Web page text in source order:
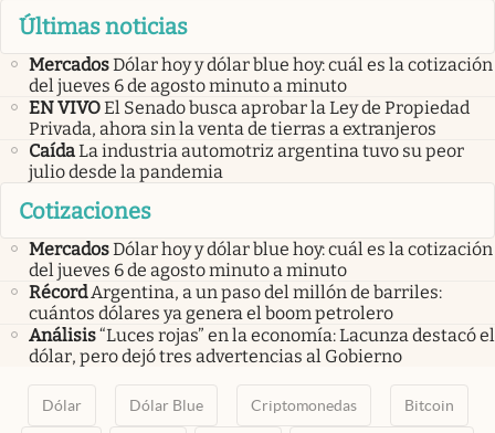
Últimas noticias
MercadosDólar hoy y dólar blue hoy: cuál es la cotización
del jueves 6 de agosto minuto a minuto
EN VIVOEl Senado busca aprobar la Ley de Propiedad
Privada, ahora sin la venta de tierras a extranjeros
CaídaLa industria automotriz argentina tuvo su peor
julio desde la pandemia
Cotizaciones
MercadosDólar hoy y dólar blue hoy: cuál es la cotización
del jueves 6 de agosto minuto a minuto
Récord Argentina, a un paso del millón de barriles:
cuántos dólares ya genera el boom petrolero
Análisis“Luces rojas” en la economía: Lacunza destacó el
dólar, pero dejó tres advertencias al Gobierno
Dólar Dólar Blue Criptomonedas Bitcoin